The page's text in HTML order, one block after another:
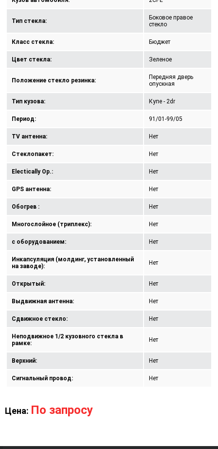
Тип стекла:
Боковое правое
стекло
Класс стекла: Бюджет
Цвет стекла: Зеленое
Положение стекло резинка:
Передняя дверь
опускная
Тип кузова: Купе - 2dr
Период: 91/01-99/05
TV антенна: Нет
Стеклопакет: Нет
Electically Op.: Нет
GPS антенна: Нет
Обогрев : Нет
Многослойное (триплекс): Нет
с оборудованием: Нет
Инкапсуляция (молдинг, установленный
на заводе):
Нет
Открытый: Нет
Выдвижная антенна: Нет
Сдвижное стекло: Нет
Неподвижное 1/2 кузовного стекла в
рамке:
Нет
Верхний: Нет
Сигнальный провод: Нет
Цена: По запросу